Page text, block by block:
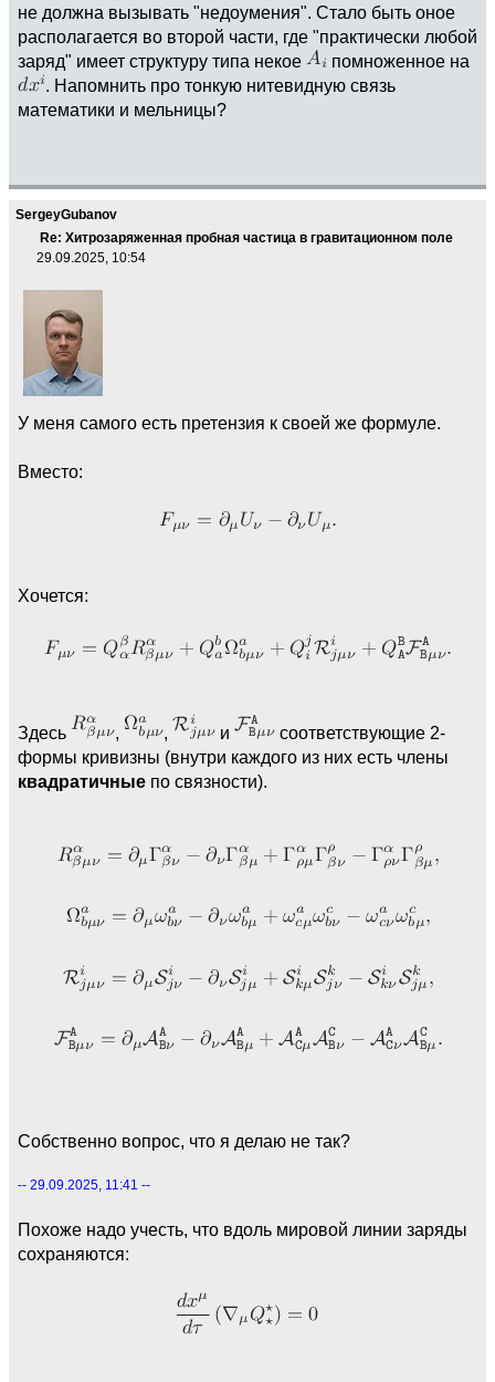
не должна вызывать "недоумения". Стало быть оное
располагается во второй части, где "практически любой
заряд" имеет структуру типа некое
помноженное на
. Напомнить про тонкую нитевидную связь
математики и мельницы?
SergeyGubanov
Re: Хитрозаряженная пробная частица в гравитационном поле
29.09.2025, 10:54
У меня самого есть претензия к своей же формуле.
Вместо:
Хочется:
Здесь , , и
соответствующие 2-
формы кривизны (внутри каждого из них есть члены
квадратичные по связности).
Собственно вопрос, что я делаю не так?
-- 29.09.2025, 11:41 --
Похоже надо учесть, что вдоль мировой линии заряды
сохраняются: